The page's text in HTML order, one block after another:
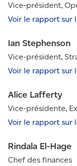
Vice-président,
Voir le rapport sur
Ian Stephenson
Vice-président,
Voir le rapport sur
Alice Lafferty
Vice-présidente,
Voir le rapport sur
Rindala El-Hage
Chef des finances